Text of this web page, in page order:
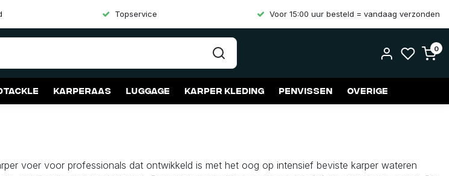
Topservice Voor 15:00 uur besteld = vandaag verzonden
0
Karperaas Luggage Karper kleding Penvissen Overige
voer voor professionals dat ontwikkeld is met het oog op intensief beviste karper wateren